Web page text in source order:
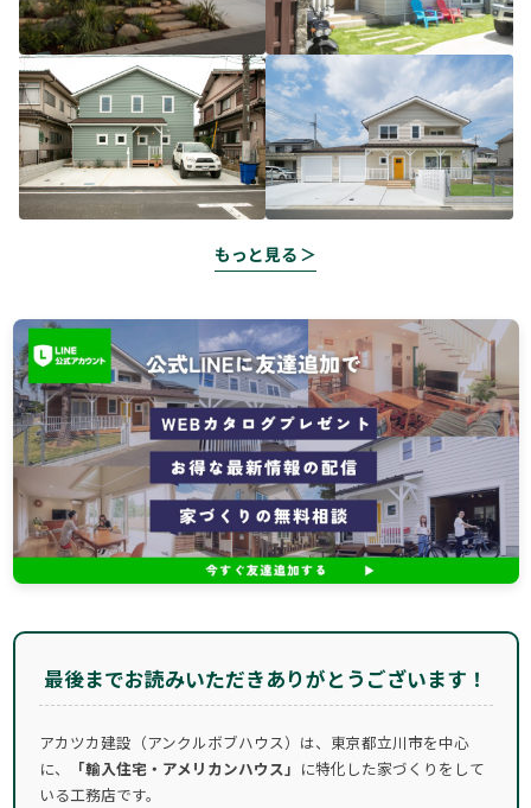
もっと見る ＞
最後までお読みいただきありがとうございます！
アカツカ建設（アンクルボブハウス）は、東京都立川市を中心
に、
「輸入住宅・アメリカンハウス」 に特化した家づくりをして
いる工務店です。